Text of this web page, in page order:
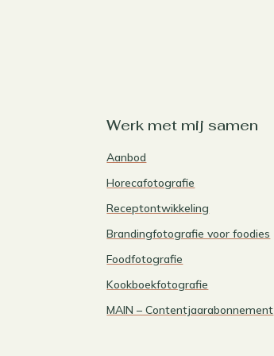
Werk met mij samen
Aanbod
Horecafotografie
Receptontwikkeling
Brandingfotografie voor foodies
Foodfotografie
Kookboekfotografie
MAIN – Contentjaarabonnement